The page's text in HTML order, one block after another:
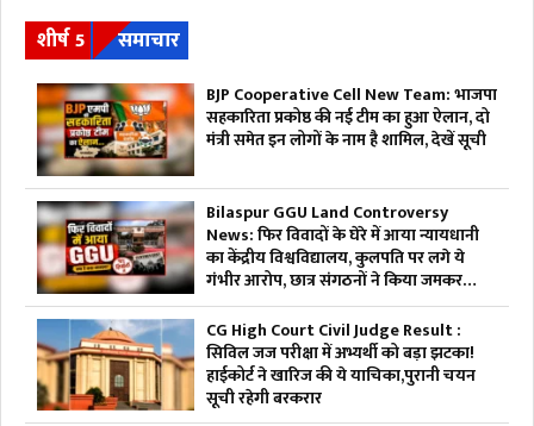
शीर्ष 5 समाचार
BJP Cooperative Cell New Team: भाजपा
सहकारिता प्रकोष्ठ की नई टीम का हुआ ऐलान, दो
मंत्री समेत इन लोगों के नाम है शामिल, देखें सूची
Bilaspur GGU Land Controversy
News: फिर विवादों के घेरे में आया न्यायधानी
का केंद्रीय विश्वविद्यालय, कुलपति पर लगे ये
गंभीर आरोप, छात्र संगठनों ने किया जमकर
हंगामा
CG High Court Civil Judge Result :
सिविल जज परीक्षा में अभ्यर्थी को बड़ा झटका!
हाईकोर्ट ने खारिज की ये याचिका,पुरानी चयन
सूची रहेगी बरकरार